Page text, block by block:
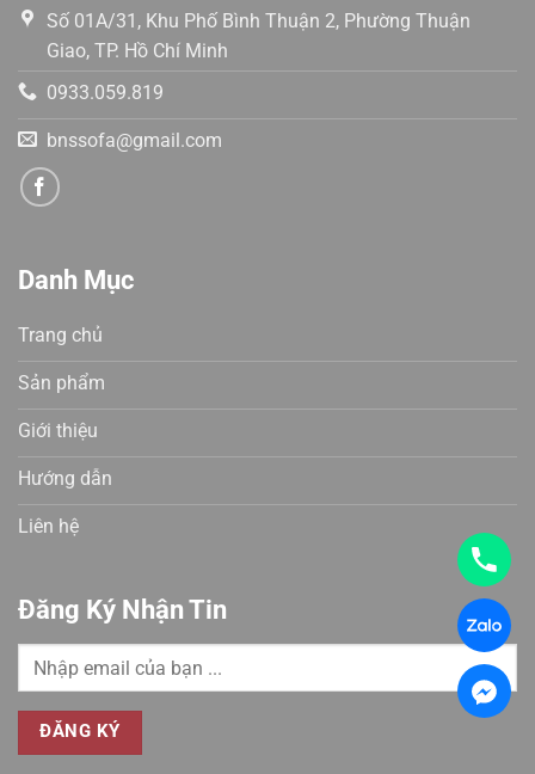
Số 01A/31, Khu Phố Bình Thuận 2, Phường Thuận
Giao, TP. Hồ Chí Minh
0933.059.819
bnssofa@gmail.com
Danh Mục
Trang chủ
Sản phẩm
Giới thiệu
Hướng dẫn
Liên hệ
Đăng Ký Nhận Tin